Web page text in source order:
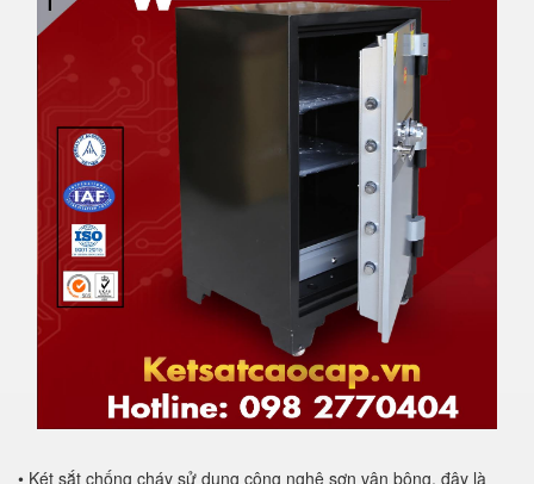
• Két sắt chống cháy sử dụng công nghệ sơn vân bông, đây là